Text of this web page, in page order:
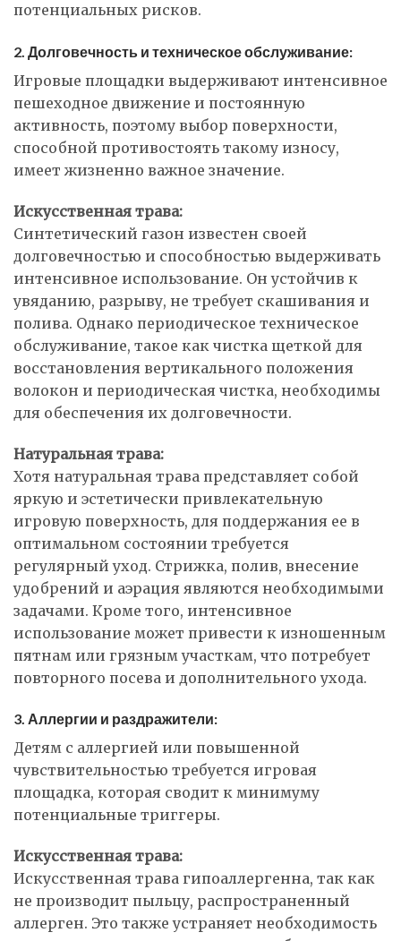
потенциальных рисков.
2. Долговечность и техническое обслуживание:
Игровые площадки выдерживают интенсивное
пешеходное движение и постоянную
активность, поэтому выбор поверхности,
способной противостоять такому износу,
имеет жизненно важное значение.
Искусственная трава:
Синтетический газон известен своей
долговечностью и способностью выдерживать
интенсивное использование. Он устойчив к
увяданию, разрыву, не требует скашивания и
полива. Однако периодическое техническое
обслуживание, такое как чистка щеткой для
восстановления вертикального положения
волокон и периодическая чистка, необходимы
для обеспечения их долговечности.
Натуральная трава:
Хотя натуральная трава представляет собой
яркую и эстетически привлекательную
игровую поверхность, для поддержания ее в
оптимальном состоянии требуется
регулярный уход. Стрижка, полив, внесение
удобрений и аэрация являются необходимыми
задачами. Кроме того, интенсивное
использование может привести к изношенным
пятнам или грязным участкам, что потребует
повторного посева и дополнительного ухода.
3. Аллергии и раздражители:
Детям с аллергией или повышенной
чувствительностью требуется игровая
площадка, которая сводит к минимуму
потенциальные триггеры.
Искусственная трава:
Искусственная трава гипоаллергенна, так как
не производит пыльцу, распространенный
аллерген. Это также устраняет необходимость